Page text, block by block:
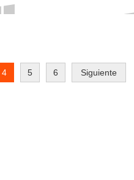
4 5 6 Siguiente